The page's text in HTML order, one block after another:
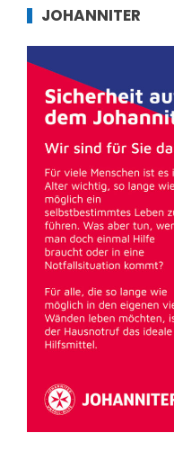
JOHANNITER